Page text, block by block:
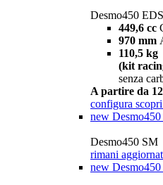
Desmo450 EDS
449,6 cc
970 mm
110,5 kg
(kit
senza
A partire da
configura
new
Desmo450 SM
rimani
new